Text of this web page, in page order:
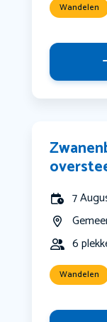
Wandelen
7
6
Wandelen